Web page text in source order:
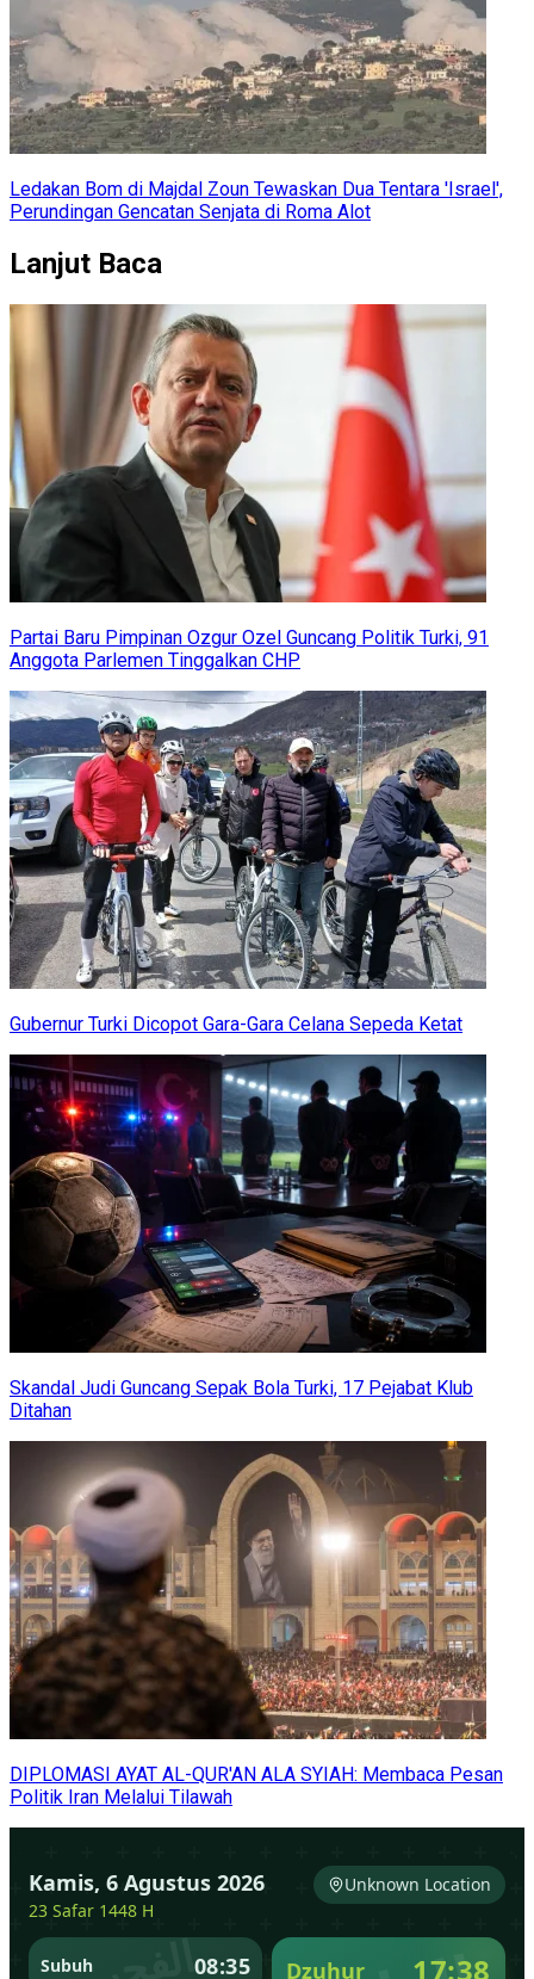
Ledakan Bom di Majdal Zoun Tewaskan Dua Tentara 'Israel',
Perundingan Gencatan Senjata di Roma Alot
Lanjut Baca
Partai Baru Pimpinan Ozgur Ozel Guncang Politik Turki, 91
Anggota Parlemen Tinggalkan CHP
Gubernur Turki Dicopot Gara-Gara Celana Sepeda Ketat
Skandal Judi Guncang Sepak Bola Turki, 17 Pejabat Klub
Ditahan
DIPLOMASI AYAT AL-QUR'AN ALA SYIAH: Membaca Pesan
Politik Iran Melalui Tilawah